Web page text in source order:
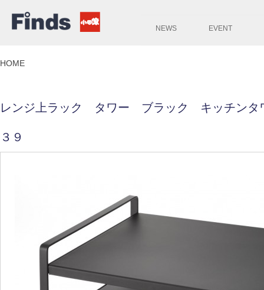
NEWS EVENT
HOME
レンジ上ラック タワー ブラック キッチンタ
３９